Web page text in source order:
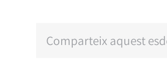
Comparteix aquest